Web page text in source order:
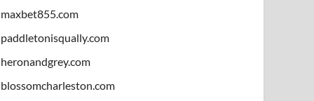
maxbet855.com
paddletonisqually.com
heronandgrey.com
blossomcharleston.com